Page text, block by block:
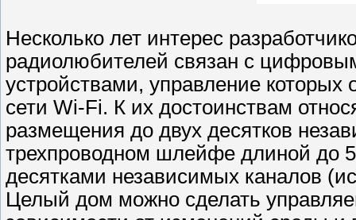
Несколько лет интерес
радиолюбителей связан с
устройствами, управление которых
сети Wi-Fi. К их достоинствам
размещения до двух десятков
трехпроводном шлейфе длиной до
десятками независимых каналов
Целый дом можно сделать